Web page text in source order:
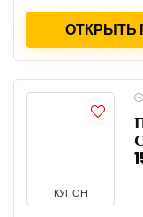
ОТКРЫТЬ
КУПОН